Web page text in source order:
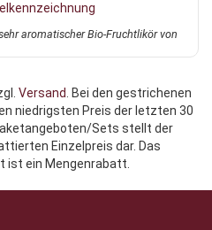
aromatischer Bio-Fruchtlikör von
Versand. Bei den gestrichenen
niedrigsten Preis der letzten 30
Sets stellt der
Einzelpreis dar. Das
ist ein Mengenrabatt.